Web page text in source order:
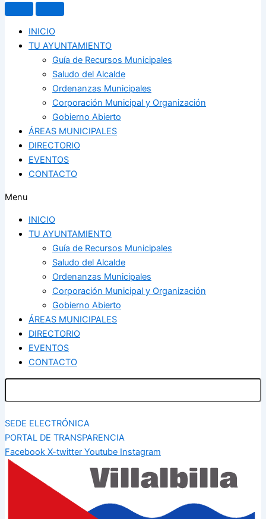
INICIO
TU AYUNTAMIENTO
Guía de Recursos Municipales
Saludo del Alcalde
Ordenanzas Municipales
Corporación Municipal y Organización
Gobierno Abierto
ÁREAS MUNICIPALES
DIRECTORIO
EVENTOS
CONTACTO
Menu
INICIO
TU AYUNTAMIENTO
Guía de Recursos Municipales
Saludo del Alcalde
Ordenanzas Municipales
Corporación Municipal y Organización
Gobierno Abierto
ÁREAS MUNICIPALES
DIRECTORIO
EVENTOS
CONTACTO
SEDE ELECTRÓNICA
PORTAL DE TRANSPARENCIA
Facebook X-twitter Youtube Instagram